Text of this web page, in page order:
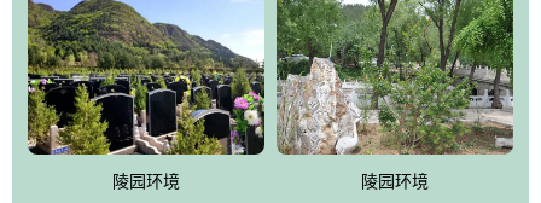
盎然，既有山川大聚的龙脉气魄，又有藏风得水的宝密形局。十三
陵是世间稀有的地形宝地，也是我们让逝者回归自然的首选墓葬之
灵穴，安息之宝地。
陵园环境 陵园环境